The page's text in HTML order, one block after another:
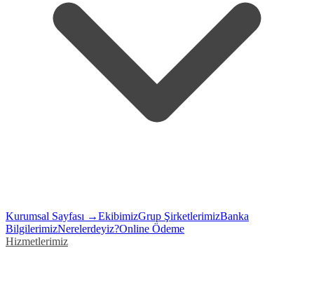
Kurumsal Sayfası →EkibimizGrup ŞirketlerimizBanka
BilgilerimizNerelerdeyiz?Online Ödeme
Hizmetlerimiz